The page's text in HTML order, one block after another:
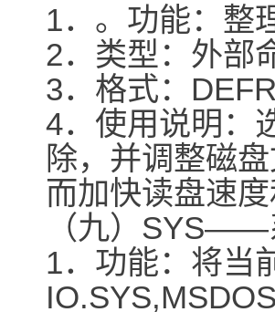
1．。功能：整
2．类型：外部
3．格式：
4．使用说明：
除，并调整磁
而加快读盘速
（九）SYS――
1．功能：将当